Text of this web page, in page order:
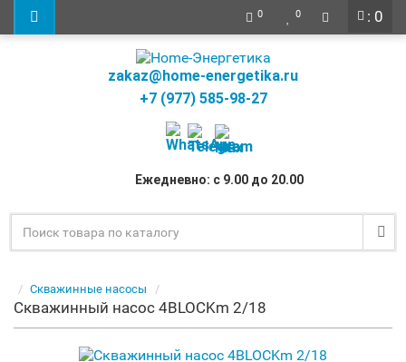
: 0
0 0
zakaz@home-energetika.ru
+7 (977) 585-98-27
Ежедневно: с 9.00 до 20.00
Скважинные насосы
Скважинный насос 4BLOСKm 2/18